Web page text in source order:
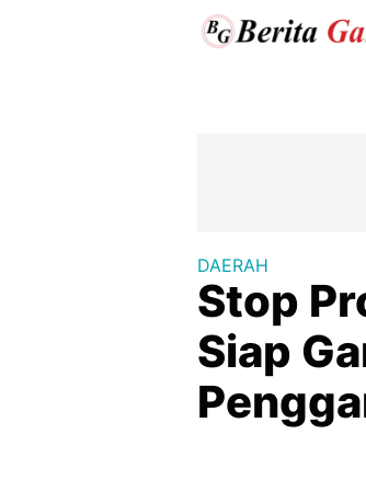
DAERAH
Stop
Siap